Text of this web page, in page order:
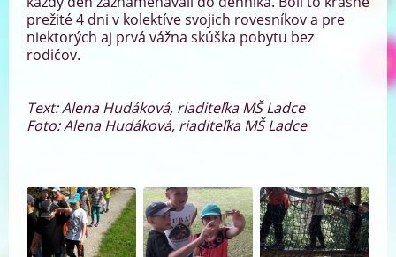
prežité 4 dni v kolektíve svojich rovesníkov a pre
niektorých aj prvá vážna skúška pobytu bez
rodičov.
Text: Alena Hudáková, riaditeľka MŠ Ladce
Foto: Alena Hudáková, riaditeľka MŠ Ladce